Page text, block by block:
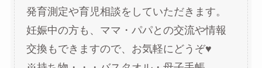
発育測定や育児相談をしていただきます。
妊娠中の方も、ママ・パパとの交流や情報
交換もできますので、お気軽にどうぞ♥